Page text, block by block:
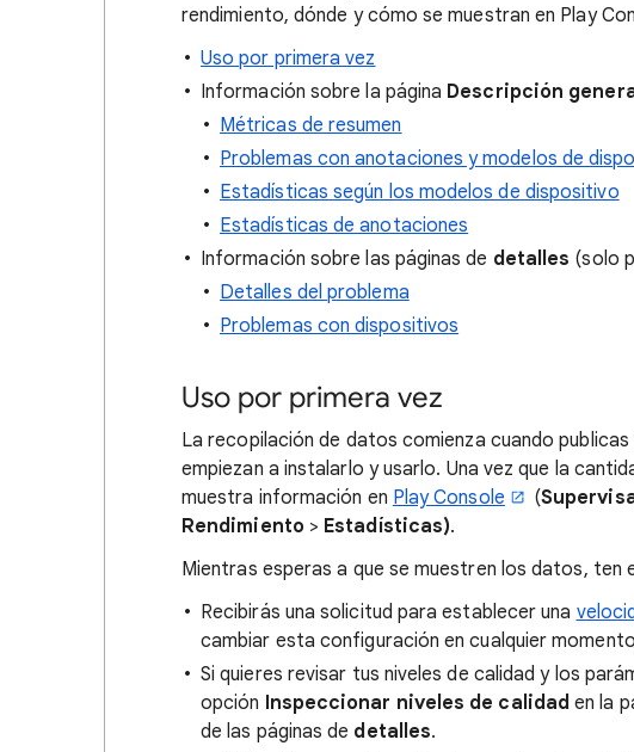
rendimiento, dónde y cómo se muestran en Play
Uso por primera vez
Información sobre la página Descripción
Métricas de resumen
Problemas con anotaciones y modelos de
Estadísticas según los modelos de dispositivo
Estadísticas de anotaciones
Información sobre las páginas de detalles (solo
Detalles del problema
Problemas con dispositivos
Uso por primera vez
La recopilación de datos comienza cuando
empiezan a instalarlo y usarlo. Una vez que la
muestra información en Play Console (
Rendimiento > Estadísticas).
Mientras esperas a que se muestren los datos, ten
Recibirás una solicitud para establecer una
cambiar esta configuración en cualquier
Si quieres revisar tus niveles de calidad y los
opción Inspeccionar niveles de calidad en la
de las páginas de detalles.